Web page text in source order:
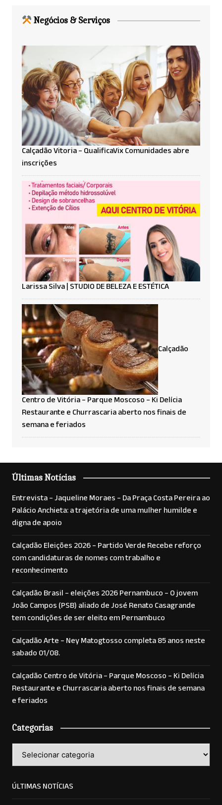
Negócios & Serviços
Calçadão Vitoria – QualificaVix Comunidades abre
inscrições
Larissa Silva | STUDIO DE BELEZA E ESTÉTICA
Calçadão
Centro de Vitória – Parque Moscoso – Ki Delícia
Restaurante e Churrascaria aberto nos finais de
semana e feriados
Últimas Notícias
Entrevista – Jaqueline Moraes – Da Praça Costa Pereira ao
Palácio Anchieta: a trajetória de uma mulher humilde e
digna de apoio
Calçadão Eleições 2026 – Partido Verde Recebe reforço
com candidaturas de nomes com trabalho e
reconhecimento
Calçadão Brasil – eleições 2026 Pernambuco – O jovem
João Campos (PSB) aliado de José Renato Casagrande
tem condições de ser eleito em Pernambuco
Calçadão Arte – Ney Matogtosso completa 85 anos neste
sabado 01/08.
Calçadão Centro de Vitória – Parque Moscoso – Ki Delícia
Restaurante e Churrascaria aberto nos finais de semana
e feriados
Categorias
ÚLTIMAS NOTÍCIAS